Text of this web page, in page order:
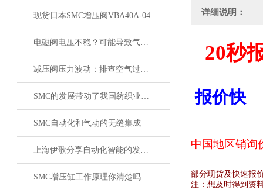
现货日本SMC增压阀VBA40A-04
电磁阀电压不稳？可能导致气缸与锁定阀动作紊乱
减压阀压力波动：排查空气过滤器是否存在堵塞
SMC的发展带动了我国纺织业的发展
SMC自动化和气动的无缝集成
上海伊歌分享自动化智能的发展这将成为现实
SMC增压缸工作原理你清楚吗？SMC气缸工作原理
详细说明：
20秒
报价快
中国地区销询
部分现货及快速报
注：想及时得到资